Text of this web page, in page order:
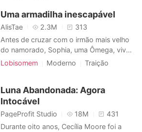
Uma armadilha inescapável
AlisTae 2.3M
313
Antes de cruzar com o irmão mais velho
do namorado, Sophia, uma Ômega, vivia
num mundo sem sobressaltos. Na
companheira, ele perderia seu cargo.
Essa regra, que deveria proteger uniões,
virou uma armadilha para S
Lobisomem Moderno
Traição
CEO
Arrogante/Dominador
Romance
Luna Abandonada: Agora
Intocável
PageProfit Studio 18M
431
Durante oito anos, Cecília Moore foi a